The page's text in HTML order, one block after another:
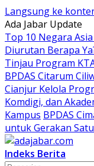
Langsung ke
Ada Jabar Update
Top 10 Negara
Diurutan Berapa
Tinjau Program
BPDAS Citarum
Cianjur Kelola
Komdigi, dan
Kampus BPDAS
untuk Gerakan
Indeks Berita